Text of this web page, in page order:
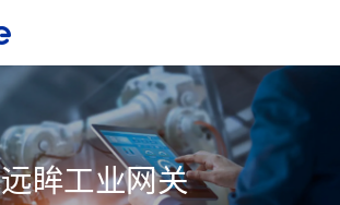
远眸工业网关